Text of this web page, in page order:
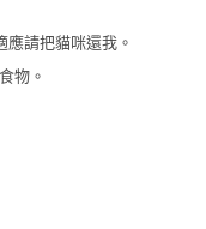
請把貓咪還我。
物。